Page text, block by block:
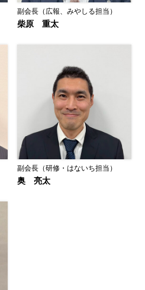
副会長（広報、みやしる担当）
柴原 重太
副会長（研修・はないち担当）
奥 亮太